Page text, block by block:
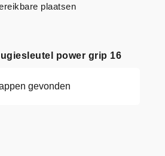
power grip 16
gevonden
plaatsen